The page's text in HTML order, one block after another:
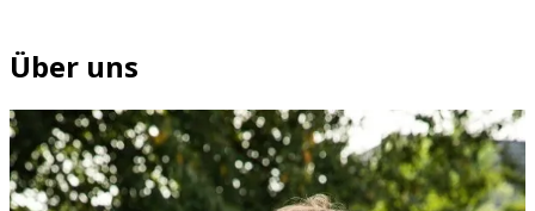
Über uns